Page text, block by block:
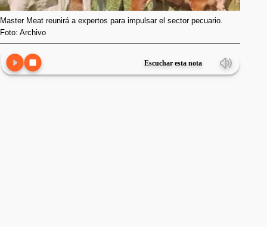
Master Meat reunirá a expertos para impulsar el sector pecuario.
Foto: Archivo
Escuchar esta nota